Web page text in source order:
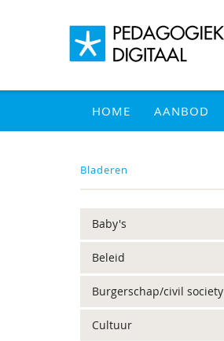
HOME AANBOD
Bladeren
Baby's
Beleid
Burgerschap/civil society
Cultuur